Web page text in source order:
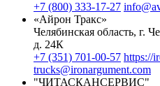
+7 (800) 333-17-27
«Айрон Тракс»
Челябинская область, г.
д. 24К
+7 (351) 701-00-57 https://
trucks@ironargument.com
"ЧИТАСКАНСЕРВИС"